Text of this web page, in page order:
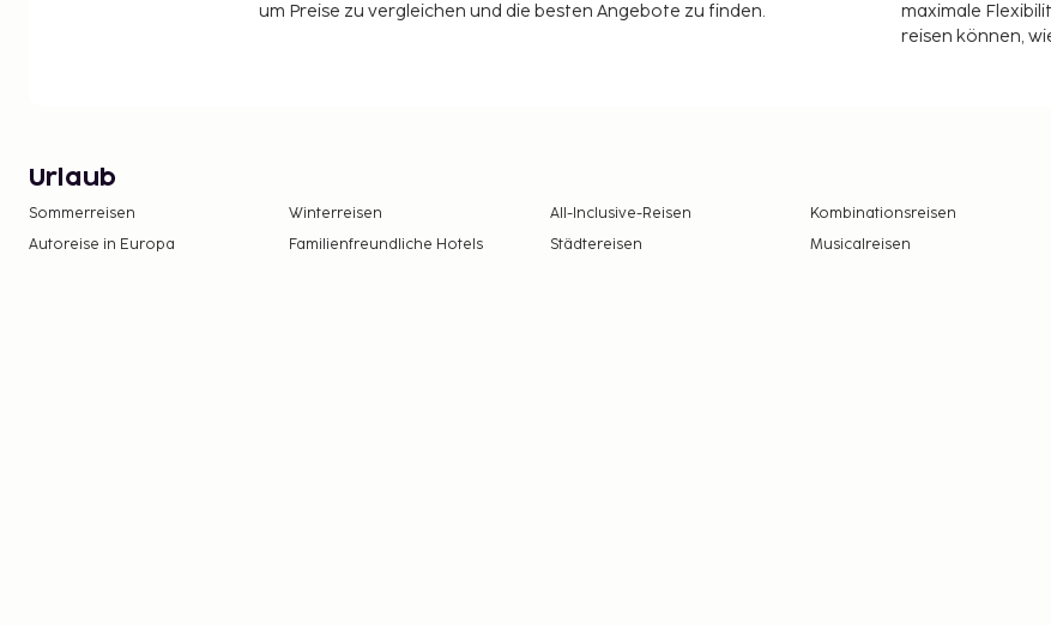
um Preise zu vergleichen und die besten Angebote zu finden.
maximale
reisen können,
Urlaub
Sommerreisen Winterreisen All-Inclusive-Reisen Kombinationsreisen
Autoreise in Europa
Familienfreundliche Hotels Städtereisen Musicalreisen